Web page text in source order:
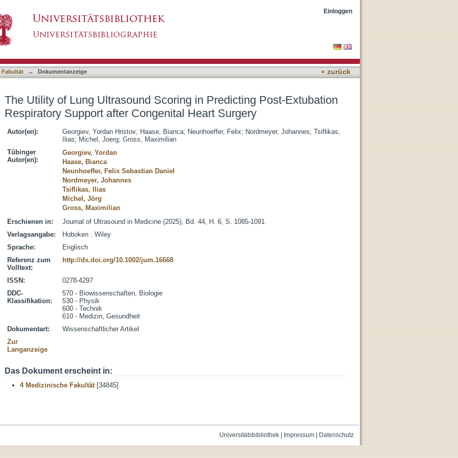
Scoring in Predicting Post-Extubation Respiratory Support afterEinloggen
Fakultät → Dokumentanzeige « zurück
The Utility of Lung Ultrasound Scoring in Predicting Post-Extubation
Respiratory Support after Congenital Heart Surgery
Autor(en): Georgiev, Yordan Hristov; Haase, Bianca; Neunhoeffer, Felix; Nordmeyer, Johannes; Tsiflikas,
Ilias; Michel, Joerg; Gross, Maximilian
Tübinger
Autor(en):
Georgiev, Yordan
Haase, Bianca
Neunhoeffer, Felix Sebastian Daniel
Nordmeyer, Johannes
Tsiflikas, Ilias
Michel, Jörg
Gross, Maximilian
Erschienen in:
Journal of Ultrasound in Medicine (2025), Bd. 44, H. 6, S. 1085-1091
Verlagsangabe:
Hoboken : Wiley
Sprache:
Englisch
Referenz zum
Volltext:
http://dx.doi.org/10.1002/jum.16668
ISSN:
0278-4297
DDC-
Klassifikation:
570 - Biowissenschaften, Biologie
530 - Physik
600 - Technik
610 - Medizin, Gesundheit
Dokumentart:
Wissenschaftlicher Artikel
Zur
Langanzeige
Das Dokument erscheint in:
4 Medizinische Fakultät[34845]
Universitätsbibliothek| Impressum| Datenschutz